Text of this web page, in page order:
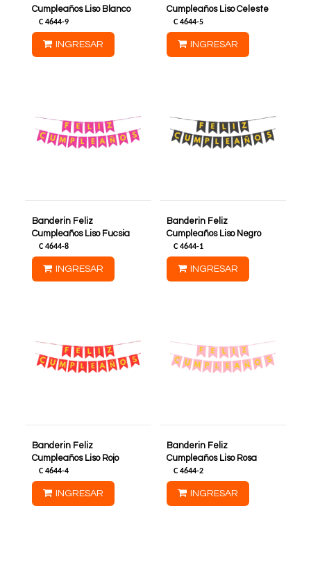
Cumpleaños Liso Blanco
C 4644-9
INGRESAR
Cumpleaños Liso Celeste
C 4644-5
INGRESAR
Banderin Feliz
Cumpleaños Liso Fucsia
C 4644-8
INGRESAR
Banderin Feliz
Cumpleaños Liso Negro
C 4644-1
INGRESAR
Banderin Feliz
Cumpleaños Liso Rojo
C 4644-4
INGRESAR
Banderin Feliz
Cumpleaños Liso Rosa
C 4644-2
INGRESAR